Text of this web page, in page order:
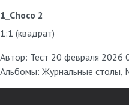
1_Choco 2
1:1 (квадрат)
Автор: Тест 20 февраля 2026
Альбомы: Журнальные столы,